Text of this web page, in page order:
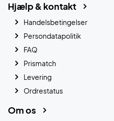
Hjælp & kontakt
Handelsbetingelser
Persondatapolitik
FAQ
Prismatch
Levering
Ordrestatus
Om os